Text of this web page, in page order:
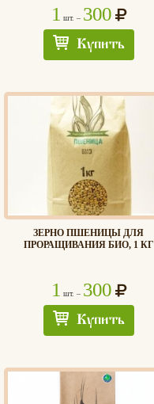
1 шт. – 300
Купить
ЗЕРНО ПШЕНИЦЫ ДЛЯ
ПРОРАЩИВАНИЯ БИО, 1 КГ
1 шт. – 300
Купить